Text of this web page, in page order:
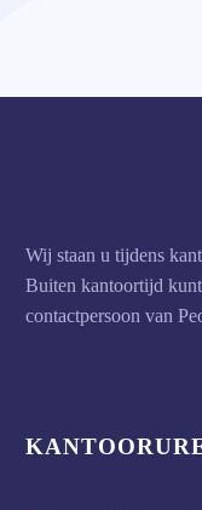
Wij staan u tijdens
Buiten kantoortijd
contactpersoon van